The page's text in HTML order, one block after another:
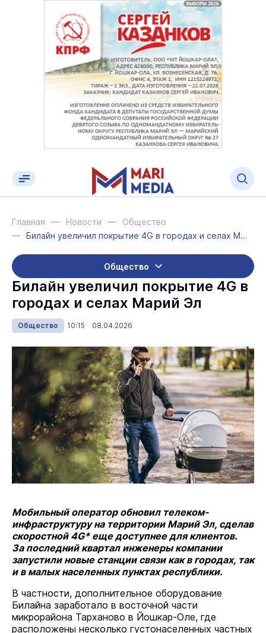
Главная Новости
Общество
Билайн увеличил покрытие 4G в городах и селах Марий Эл
Общество
Билайн увеличил покрытие 4G в
городах и селах Марий Эл
Общество 10:15 08.04.2026
Мобильный оператор обновил телеком-
инфраструктуру на территории Марий Эл, сделав
скоростной 4G* еще доступнее для клиентов.
За последний квартал инженеры компании
запустили новые станции связи как в городах, так
и в малых населенных пунктах республики.
В частности, дополнительное оборудование
Билайна заработало в восточной части
микрорайона Тарханово в Йошкар-Оле, где
расположены несколько густонаселенных частных